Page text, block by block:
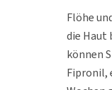
Flöhe
die Haut
können
Fipronil,